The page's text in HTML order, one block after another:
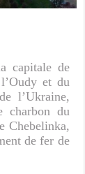
capitale de
et du
l’Ukraine,
charbon du
Chebelinka,
de fer de